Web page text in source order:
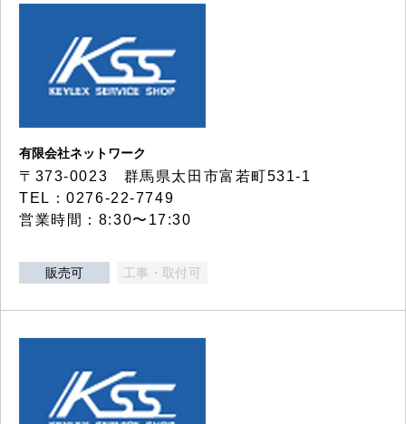
有限会社ネットワーク
〒373-0023 群馬県太田市富若町531-1
TEL：0276-22-7749
営業時間：8:30〜17:30
販売可 工事・取付可